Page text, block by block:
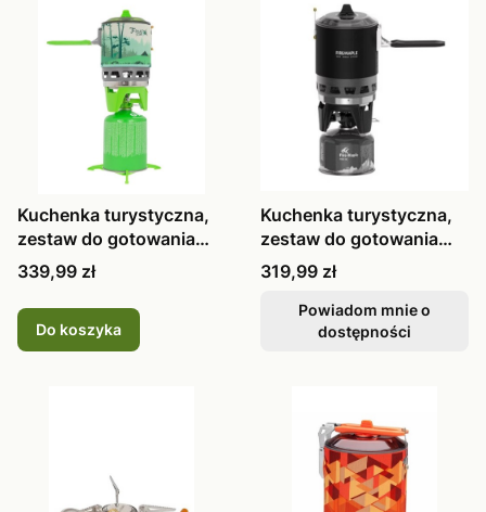
Kuchenka turystyczna,
zestaw do gotowania
Fire Map
Cena
339,99 zł
Do koszyka
Kuchenka turystyczna,
zestaw do gotowania
Fire Map
Cena
319,99 zł
Powiadom mnie o
dostępności